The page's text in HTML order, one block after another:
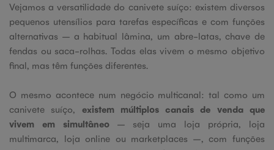
Vejamos a versatilidade do canivete suíço: existem diversos
pequenos utensílios para tarefas específicas e com funções
alternativas – a habitual lâmina, um abre-latas, chave de
fendas ou saca-rolhas. Todas elas vivem o mesmo objetivo
final, mas têm funções diferentes.
O mesmo acontece num negócio multicanal: tal como um
canivete suíço, existem múltiplos canais de venda que
vivem em simultâneo – seja uma loja própria, loja
multimarca, loja online ou marketplaces –, com funções